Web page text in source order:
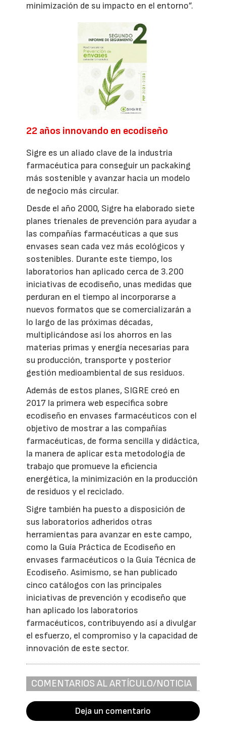
minimización de su impacto en el entorno”.
22 años innovando en ecodiseño
Sigre es un aliado clave de la industria
farmacéutica para conseguir un packaking
más sostenible y avanzar hacia un modelo
de negocio más circular.
Desde el año 2000, Sigre ha elaborado siete
planes trienales de prevención para ayudar a
las compañías farmacéuticas a que sus
envases sean cada vez más ecológicos y
sostenibles. Durante este tiempo, los
laboratorios han aplicado cerca de 3.200
iniciativas de ecodiseño, unas medidas que
perduran en el tiempo al incorporarse a
nuevos formatos que se comercializarán a
lo largo de las próximas décadas,
multiplicándose así los ahorros en las
materias primas y energía necesarias para
su producción, transporte y posterior
gestión medioambiental de sus residuos.
Además de estos planes, SIGRE creó en
2017 la primera web específica sobre
ecodiseño en envases farmacéuticos con el
objetivo de mostrar a las compañías
farmacéuticas, de forma sencilla y didáctica,
la manera de aplicar esta metodología de
trabajo que promueve la eficiencia
energética, la minimización en la producción
de residuos y el reciclado.
Sigre también ha puesto a disposición de
sus laboratorios adheridos otras
herramientas para avanzar en este campo,
como la Guía Práctica de Ecodiseño en
envases farmacéuticos o la Guía Técnica de
Ecodiseño. Asimismo, se han publicado
cinco catálogos con las principales
iniciativas de prevención y ecodiseño que
han aplicado los laboratorios
farmacéuticos, contribuyendo así a divulgar
el esfuerzo, el compromiso y la capacidad de
innovación de este sector.
COMENTARIOS AL ARTÍCULO/NOTICIA
Deja un comentario